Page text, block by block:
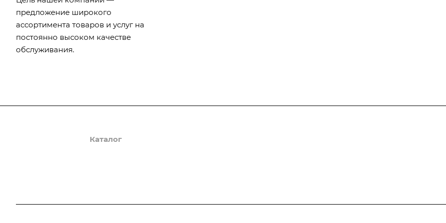
предложение широкого
ассортимента товаров и услуг на
постоянно высоком качестве
обслуживания.
Каталог